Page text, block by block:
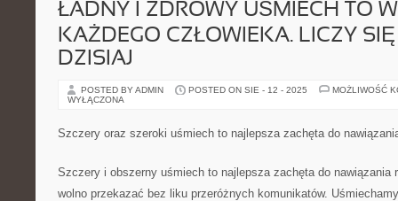
ŁADNY I ZDROWY UŚMIECH TO
KAŻDEGO CZŁOWIEKA. LICZY
DZISIAJ
POSTED BY ADMIN POSTED ON SIE - 12 - 2025
MOŻLIWOŚĆ
WYŁĄCZONA
Szczery oraz szeroki uśmiech to najlepsza zachęta do
Szczery i obszerny uśmiech to najlepsza zachęta do nawiązania
wolno przekazać bez liku przeróżnych komunikatów.